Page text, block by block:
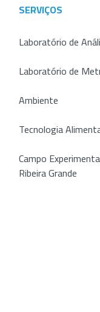
SERVIÇOS
Laboratório de
Laboratório de
Ambiente
Tecnologia
Campo
Ribeira Grande